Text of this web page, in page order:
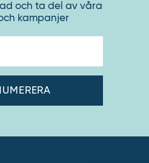
och ta del av våra
kampanjer